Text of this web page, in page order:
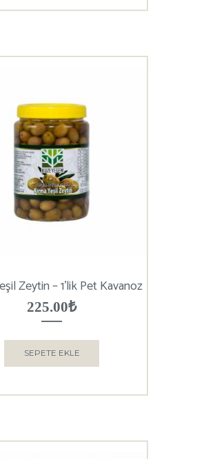
Zeytin – 1’lik Pet Kavanoz
225.00₺
SEPETE EKLE